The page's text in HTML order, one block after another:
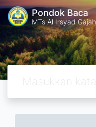
Pondok Baca
MTs Al Irsyad Gajah